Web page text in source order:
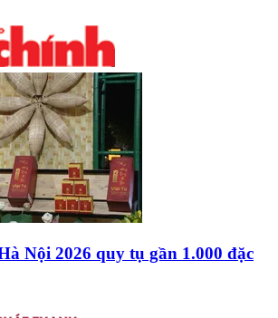
Nội 2026 quy tụ gần 1.000 đặc